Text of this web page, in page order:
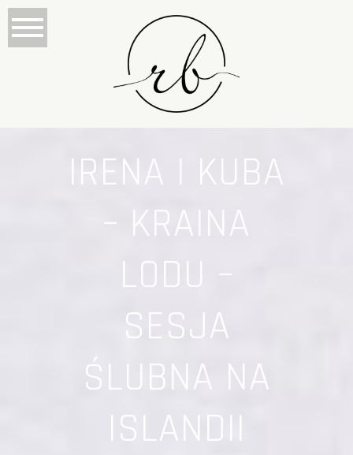
IRENA I KUBA
– KRAINA
LODU –
SESJA
ŚLUBNA NA
ISLANDII